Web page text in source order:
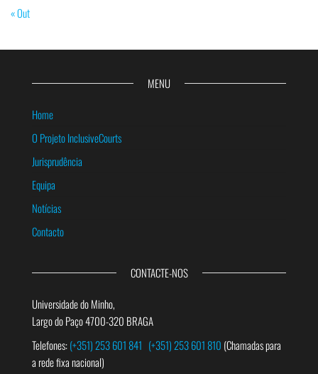
« Out
MENU
Home
O Projeto InclusiveCourts
Jurisprudência
Equipa
Notícias
Contacto
CONTACTE-NOS
Universidade do Minho,
Largo do Paço 4700-320 BRAGA
Telefones:(+351) 253 601 841 (+351) 253 601 810 (Chamadas para
a rede fixa nacional)